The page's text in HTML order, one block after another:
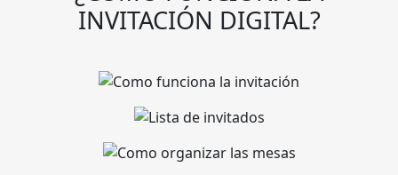
INVITACIÓN DIGITAL?